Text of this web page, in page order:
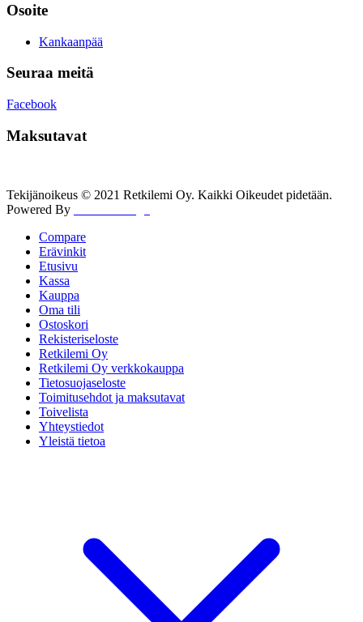
Osoite
Kankaanpää
Seuraa meitä
Facebook
Maksutavat
Tekijänoikeus © 2021 Retkilemi Oy. Kaikki Oikeudet pidetään.
Powered By
Compare
Erävinkit
Etusivu
Kassa
Kauppa
Oma tili
Ostoskori
Rekisteriseloste
Retkilemi Oy
Retkilemi Oy verkkokauppa
Tietosuojaseloste
Toimitusehdot ja maksutavat
Toivelista
Yhteystiedot
Yleistä tietoa